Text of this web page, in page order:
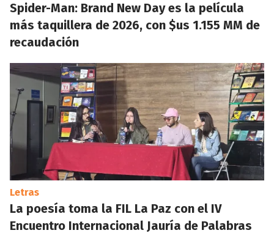
Spider-Man: Brand New Day es la película
más taquillera de 2026, con $us 1.155 MM de
recaudación
Letras
La poesía toma la FIL La Paz con el IV
Encuentro Internacional Jauría de Palabras